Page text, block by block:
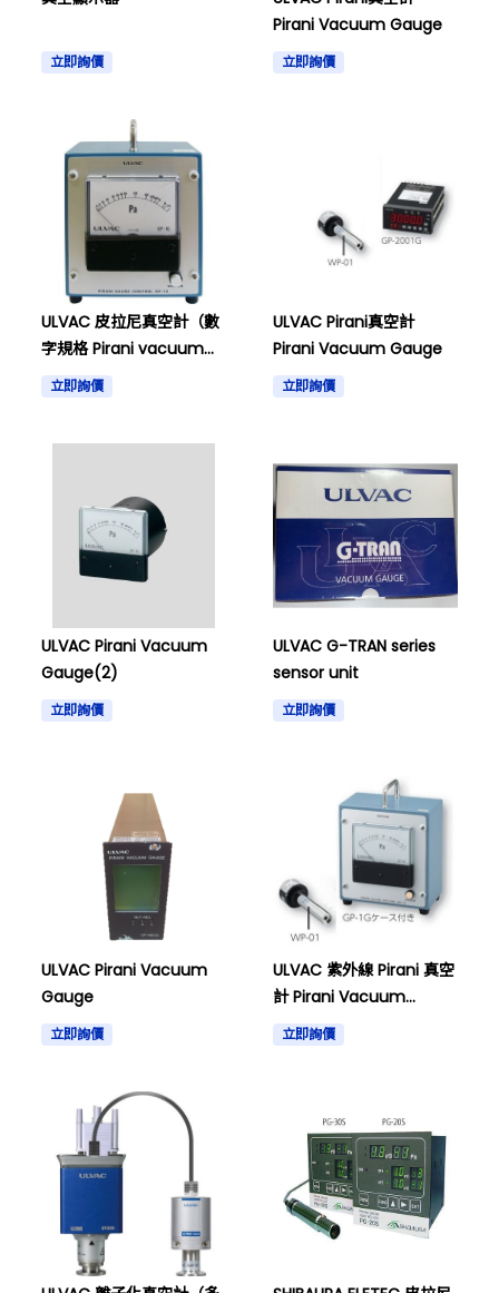
立即詢價
Pirani Vacuum Gauge
立即詢價
ULVAC 皮拉尼真空計（數
字規格 Pirani vacuum
gauge (digital
specification)
立即詢價
ULVAC Pirani真空計
Pirani Vacuum Gauge
立即詢價
ULVAC Pirani Vacuum
Gauge(2)
立即詢價
ULVAC G-TRAN series
sensor unit
立即詢價
ULVAC Pirani Vacuum
Gauge
立即詢價
ULVAC 紫外線 Pirani 真空
計 Pirani Vacuum
Gauge
立即詢價